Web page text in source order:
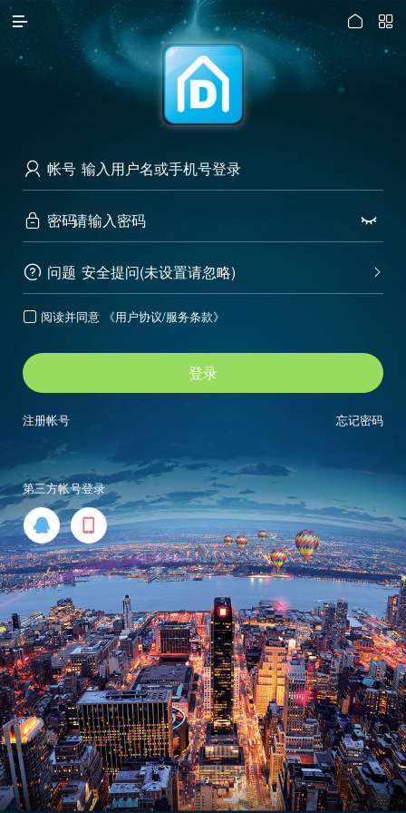
访问电脑版
 

 帐号
 密码 
 问题 
安全提问(未设置请忽略)
 阅读并同意 《用户协议/服务条款》
登录
忘记密码
注册帐号
第三方帐号登录
 